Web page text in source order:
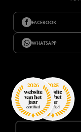
FACEBOOK
WHATSAPP